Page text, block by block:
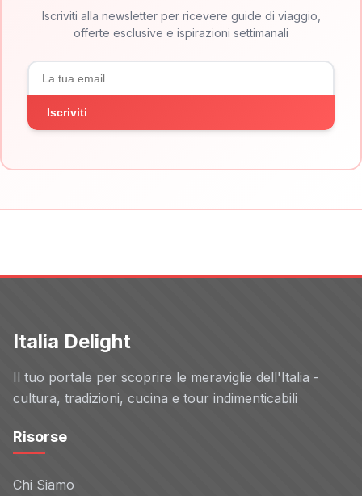
Iscriviti alla newsletter per ricevere guide di viaggio,
offerte esclusive e ispirazioni settimanali
Iscriviti
Italia Delight
Il tuo portale per scoprire le meraviglie dell'Italia -
cultura, tradizioni, cucina e tour indimenticabili
Risorse
Chi Siamo